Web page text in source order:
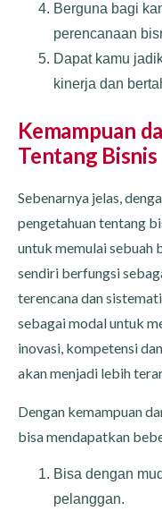
Berguna bagi
perencanaan
Dapat kamu
kinerja dan
Kemampuan
Tentang Bisnis
Sebenarnya jelas,
pengetahuan tentang
untuk memulai sebuah
sendiri berfungsi
terencana dan
sebagai modal untuk
inovasi, kompetensi
akan menjadi lebih
Dengan kemampuan
bisa mendapatkan
Bisa dengan
pelanggan.